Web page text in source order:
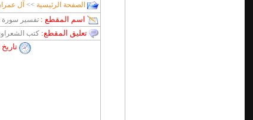
الصفحة الرئيسية >> آل
اسم المقطع :تفسير سورة النساء اية 1 الى 3
تعليق المقطع:كتب